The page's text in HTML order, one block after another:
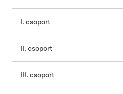
I. csoport
II. csoport
III. csoport